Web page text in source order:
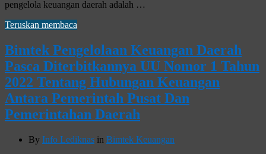
pengelola keuangan daerah adalah …
Teruskan membaca
Bimtek Pengelolaan Keuangan Daerah
Pasca Diterbitkannya UU Nomor 1 Tahun
2022 Tentang Hubungan Keuangan
Antara Pemerintah Pusat Dan
Pemerintahan Daerah
By Info Lediknas in Bimtek Keuangan